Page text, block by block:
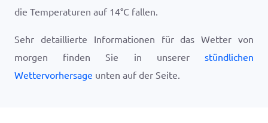
die Temperaturen auf 14°C fallen.
Sehr detaillierte Informationen für das Wetter von
morgen finden Sie in unserer stündlichen
Wettervorhersage unten auf der Seite.